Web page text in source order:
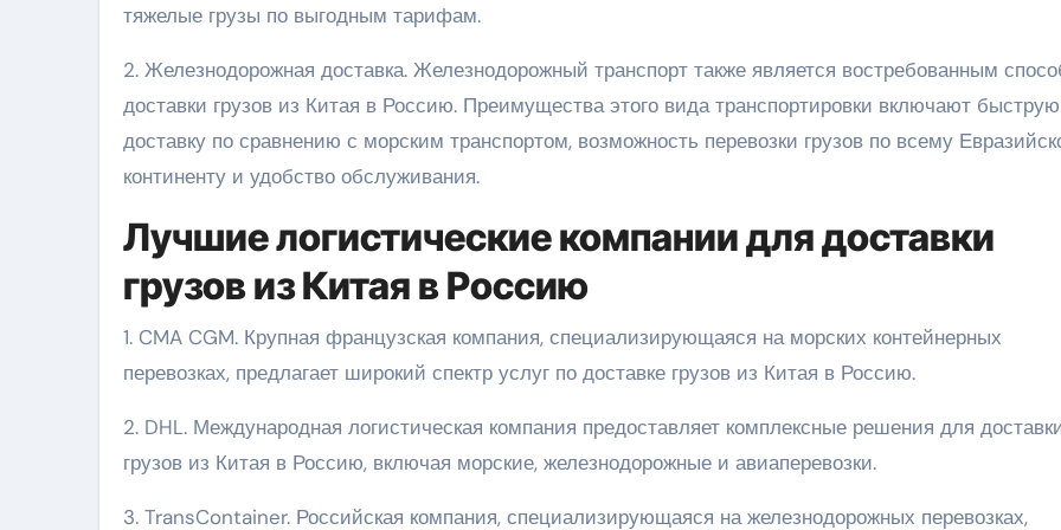
тяжелые грузы по выгодным тарифам.
2. Железнодорожная доставка. Железнодорожный транспорт также является востребованным
доставки грузов из Китая в Россию. Преимущества этого вида транспортировки включают быструю
доставку по сравнению с морским транспортом, возможность перевозки грузов по всему
континенту и удобство обслуживания.
Лучшие логистические компании для доставки
грузов из Китая в Россию
1. CMA CGM. Крупная французская компания, специализирующаяся на морских контейнерных
перевозках, предлагает широкий спектр услуг по доставке грузов из Китая в Россию.
2. DHL. Международная логистическая компания предоставляет комплексные решения для
грузов из Китая в Россию, включая морские, железнодорожные и авиаперевозки.
3. TransContainer. Российская компания, специализирующаяся на железнодорожных перевозках,